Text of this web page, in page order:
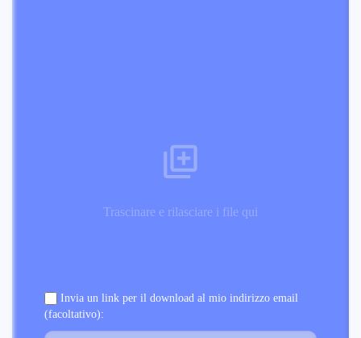
Trascinare e rilasciare i file qui
Invia un link per il download al mio indirizzo email
(facoltativo):